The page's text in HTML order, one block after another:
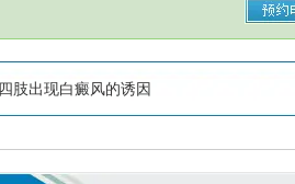
四肢出现白癜风的诱因